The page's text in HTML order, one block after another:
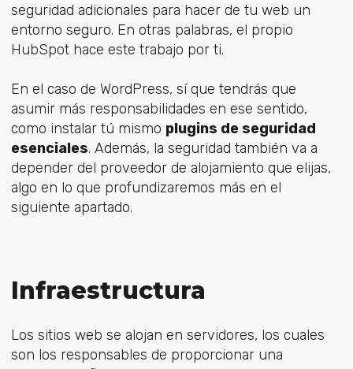
seguridad adicionales para hacer de tu web un
entorno seguro. En otras palabras, el propio
HubSpot hace este trabajo por ti.
En el caso de WordPress, sí que tendrás que
asumir más responsabilidades en ese sentido,
como instalar tú mismo plugins de seguridad
esenciales. Además, la seguridad también va a
depender del proveedor de alojamiento que elijas,
algo en lo que profundizaremos más en el
siguiente apartado.
Infraestructura
Los sitios web se alojan en servidores, los cuales
son los responsables de proporcionar una